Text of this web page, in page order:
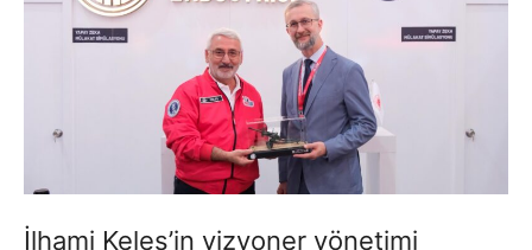
İlhami Keleş’in vizyoner yönetimi